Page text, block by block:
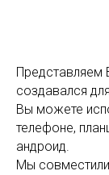
Представляем
создавался
Вы можете
телефоне,
андроид.
Мы